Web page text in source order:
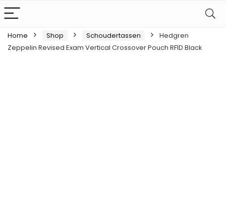
Home Shop Schoudertassen
Hedgren
Zeppelin Revised Exam Vertical Crossover Pouch RFID Black